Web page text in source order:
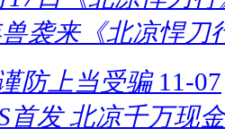
袭来《北凉悍刀
防上当受骗 11-07
首发 北凉千万现